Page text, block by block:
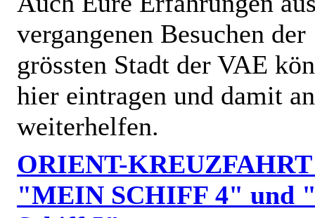
vergangenen Besuchen der
grössten Stadt der VAE
hier eintragen und damit
weiterhelfen.
ORIENT-
"MEIN SCHIFF 4" und